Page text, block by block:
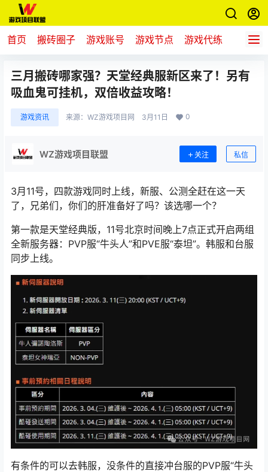
首页 搬砖圈子 游戏账号 游戏节点 游戏代练 新游推
三月搬砖哪家强？天堂经典服新区来了！另有
吸血鬼可挂机，双倍收益攻略！
游戏资讯 来源： WZ游戏项目网 3月11日 0
WZ游戏项目联盟 关注 私信
3月11号，四款游戏同时上线，新服、公测全赶在这一天
了，兄弟们，你们的肝准备好了吗？该选哪一个？
第一款是天堂经典版，11号北京时间晚上7点正式开启两组
全新服务器：PVP服“牛头人”和PVE服“泰坦”。韩服和台服
同步上线。
有条件的可以去韩服，没条件的直接冲台服的PVP服“牛头